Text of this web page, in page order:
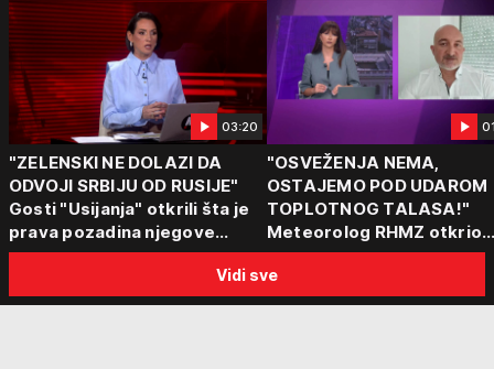
03:20
"ZELENSKI NE DOLAZI DA
ODVOJI SRBIJU OD RUSIJE"
Gosti "Usijanja" otkrili šta je
prava pozadina njegove
posete Beogradu
"OSVEŽENJA NEMA,
OSTAJEMO POD UDAROM
TOPLOTNOG TALASA!"
Meteorolog RHMZ otkrio
kakvo vreme nas čeka do
kraja avgusta
Vidi sve